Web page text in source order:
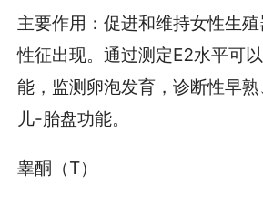
主要作用：促进和维持女性生
性征出现。通过测定E2水平可
能，监测卵泡发育，诊断性早
儿-胎盘功能。
睾酮（T）